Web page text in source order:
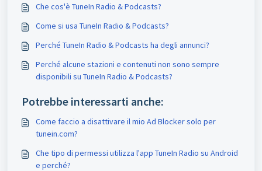
Che cos'è TuneIn Radio & Podcasts?
Come si usa TuneIn Radio & Podcasts?
Perché TuneIn Radio & Podcasts ha degli annunci?
Perché alcune stazioni e contenuti non sono sempre
disponibili su TuneIn Radio & Podcasts?
Potrebbe interessarti anche:
Come faccio a disattivare il mio Ad Blocker solo per
tunein.com?
Che tipo di permessi utilizza l'app TuneIn Radio su Android
e perché?